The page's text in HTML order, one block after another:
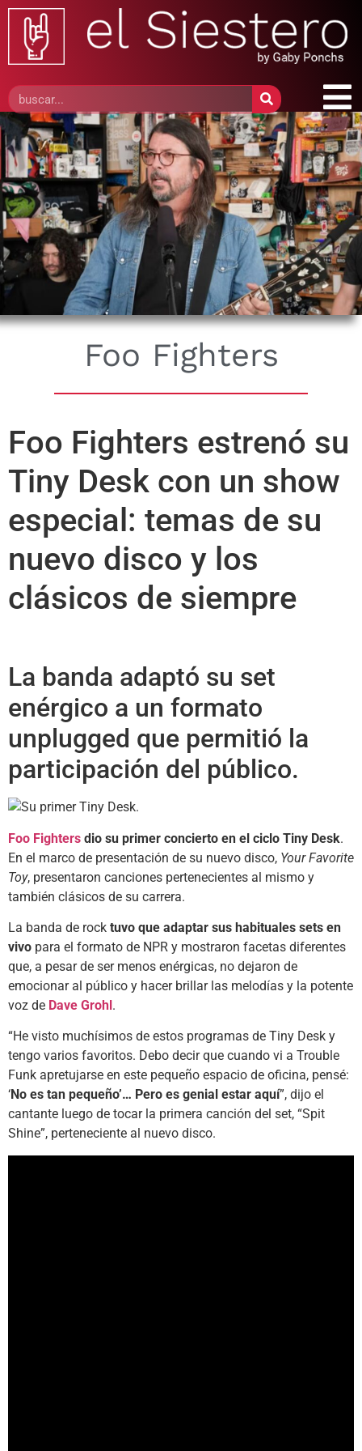
Foo Fighters
Foo Fighters estrenó su
Tiny Desk con un show
especial: temas de su
nuevo disco y los
clásicos de siempre
La banda adaptó su set
enérgico a un formato
unplugged que permitió la
participación del público.
Foo Fighters dio su primer concierto en el ciclo Tiny Desk.
En el marco de presentación de su nuevo disco, Your Favorite
Toy, presentaron canciones pertenecientes al mismo y
también clásicos de su carrera.
La banda de rock tuvo que adaptar sus habituales sets en
vivo para el formato de NPR y mostraron facetas diferentes
que, a pesar de ser menos enérgicas, no dejaron de
emocionar al público y hacer brillar las melodías y la potente
voz de Dave Grohl.
“He visto muchísimos de estos programas de Tiny Desk y
tengo varios favoritos. Debo decir que cuando vi a Trouble
Funk apretujarse en este pequeño espacio de oficina, pensé:
‘No es tan pequeño’… Pero es genial estar aquí”, dijo el
cantante luego de tocar la primera canción del set, “Spit
Shine”, perteneciente al nuevo disco.